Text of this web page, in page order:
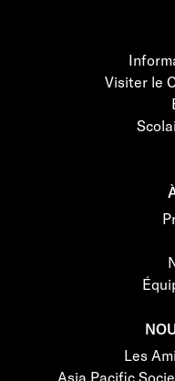
Visiter le
Les
Asia Pacific